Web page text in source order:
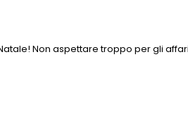
Non aspettare troppo per gli